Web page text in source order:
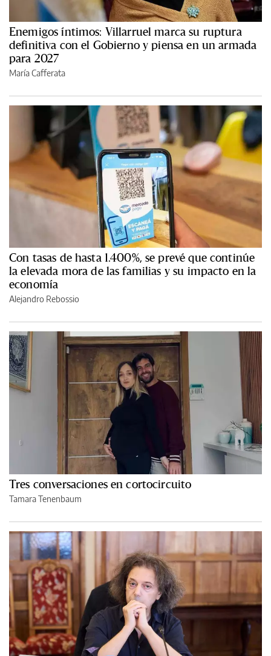
Enemigos íntimos: Villarruel marca su ruptura
definitiva con el Gobierno y piensa en un armada
para 2027
María Cafferata
Con tasas de hasta 1.400%, se prevé que continúe
la elevada mora de las familias y su impacto en la
economía
Alejandro Rebossio
Tres conversaciones en cortocircuito
Tamara Tenenbaum